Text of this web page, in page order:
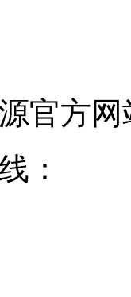
官方网
：